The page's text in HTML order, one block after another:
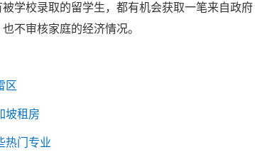
校录取的留学生，都有机会获取一笔来自政府
不审核家庭的经济情况。
区
坡租房
热门专业